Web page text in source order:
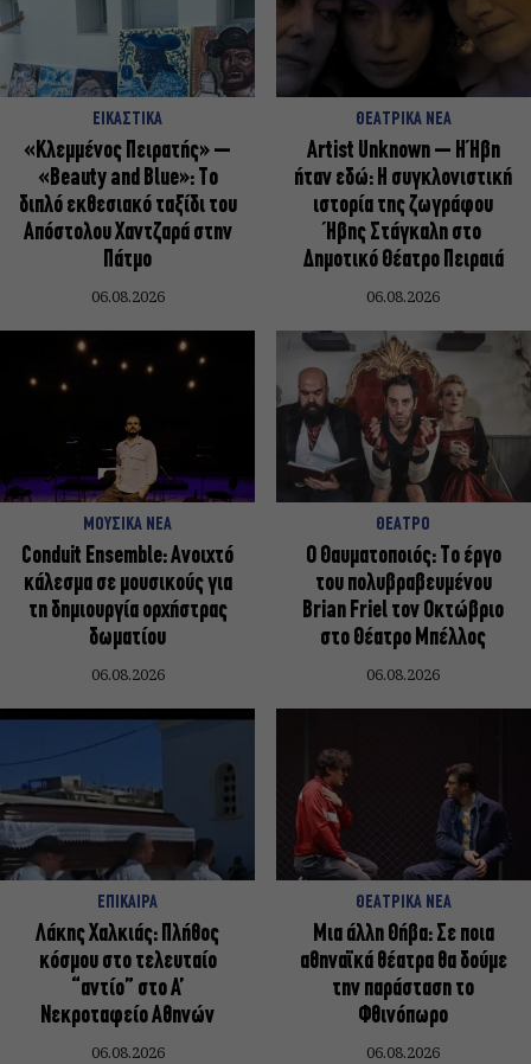
ΕΙΚΑΣΤΙΚΑ
«Κλεμμένος Πειρατής» –
«Beauty and Blue»: Το
διπλό εκθεσιακό ταξίδι του
Απόστολου Χαντζαρά στην
Πάτμο
06.08.2026
ΘΕΑΤΡΙΚΑ ΝΕΑ
Artist Unknown – Η Ήβη
ήταν εδώ: Η συγκλονιστική
ιστορία της ζωγράφου
Ήβης Στάγκαλη στο
Δημοτικό Θέατρο Πειραιά
06.08.2026
ΜΟΥΣΙΚΑ ΝΕΑ
Conduit Ensemble: Ανοιχτό
κάλεσμα σε μουσικούς για
τη δημιουργία ορχήστρας
δωματίου
06.08.2026
ΘΕΑΤΡΟ
Ο Θαυματοποιός: Το έργο
του πολυβραβευμένου
Brian Friel τον Οκτώβριο
στο Θέατρο Μπέλλος
06.08.2026
ΕΠΙΚΑΙΡΑ
Λάκης Χαλκιάς: Πλήθος
κόσμου στο τελευταίο
“αντίο” στο Α’
Νεκροταφείο Αθηνών
06.08.2026
ΘΕΑΤΡΙΚΑ ΝΕΑ
Μια άλλη Θήβα: Σε ποια
αθηναϊκά θέατρα θα δούμε
την παράσταση το
Φθινόπωρο
06.08.2026